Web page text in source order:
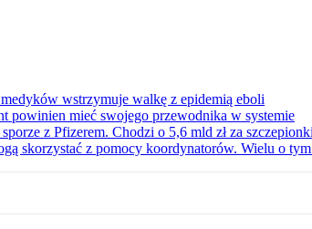
wstrzymuje walkę z epidemią eboli
powinien mieć swojego przewodnika w systemie
z Pfizerem. Chodzi o 5,6 mld zł za szczepionki
skorzystać z pomocy koordynatorów. Wielu o